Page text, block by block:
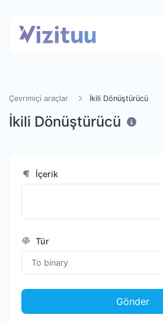
Çevrimiçi araçlar İkili Dönüştürücü
İkili Dönüştürücü
İçerik
Tür
Gönder